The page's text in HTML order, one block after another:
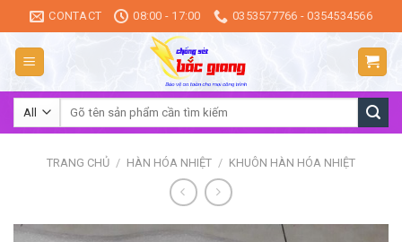
to
content
CONTACT 08:00 - 17:00 0353577766 - 0354534566
Tìm
TRANG CHỦ / HÀN HÓA NHIỆT / KHUÔN HÀN HÓA NHIỆT